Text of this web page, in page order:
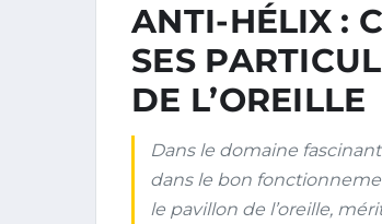
ANTI-HÉLIX :
SES
DE L’OREILLE
Dans le domaine
dans le bon
le pavillon de l’oreille,